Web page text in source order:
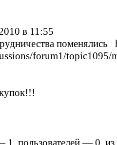
в 11:55
поменялись
forum1/topic1095/
1, пользователей —0,